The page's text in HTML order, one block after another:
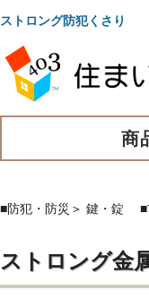
ストロング防犯くさり
商
■防犯・防災 ＞ 鍵・錠
ストロング金